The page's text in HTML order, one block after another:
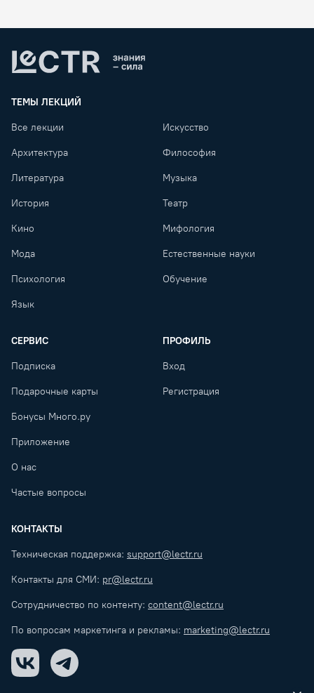
ТЕМЫ ЛЕКЦИЙ
Все лекции Искусство
Архитектура Философия
Литература Музыка
История Театр
Кино Мифология
Мода Естественные науки
Психология Обучение
Язык
СЕРВИС
Подписка
Подарочные карты
Бонусы Много.ру
Приложение
О нас
Частые вопросы
ПРОФИЛЬ
Вход
Регистрация
КОНТАКТЫ
Техническая поддержка: support@lectr.ru
Контакты для СМИ: pr@lectr.ru
Сотрудничество по контенту: content@lectr.ru
По вопросам маркетинга и рекламы: marketing@lectr.ru
VK Telegram